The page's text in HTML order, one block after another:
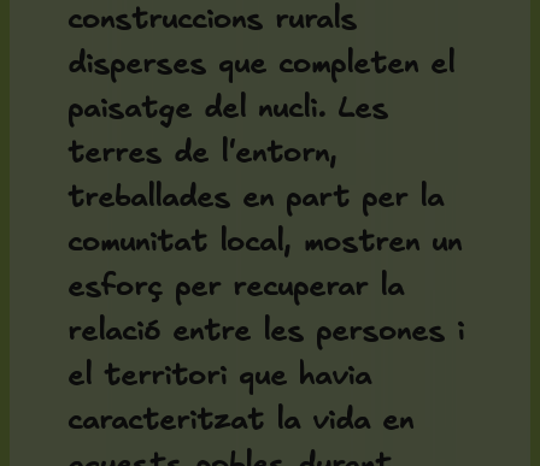
construccions rurals
disperses que completen el
paisatge del nucli. Les
terres de l'entorn,
treballades en part per la
comunitat local, mostren un
esforç per recuperar la
relació entre les persones i
el territori que havia
caracteritzat la vida en